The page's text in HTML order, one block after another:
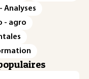
Analyses
- agro